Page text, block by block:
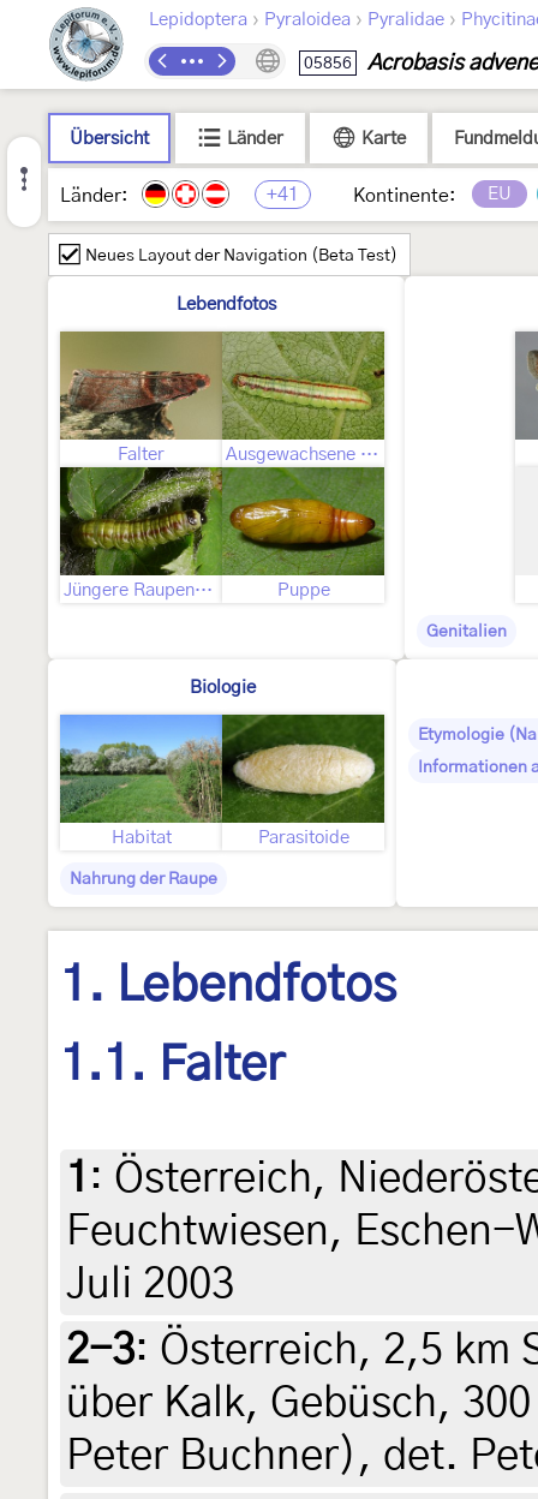
Lepidoptera › Pyraloidea › Pyralidae ›
05856 Acrobasis
Übersicht Länder Karte
Länder: +41 Kontinente: EU
Neues Layout der Navigation (Beta Test)
Lebendfotos
Falter Ausgewachsene Raupe
Jüngere Raupenstadien Puppe
Genitalien
Biologie
Habitat Parasitoide
Nahrung der Raupe
Etymologie
Informationen
1. Lebendfotos
1.1. Falter
1 : Österreich,
Feuchtwiesen, Eschen-
Juli 2003
2-3: Österreich, 2,5 km
über Kalk, Gebüsch,
Peter Buchner), det.